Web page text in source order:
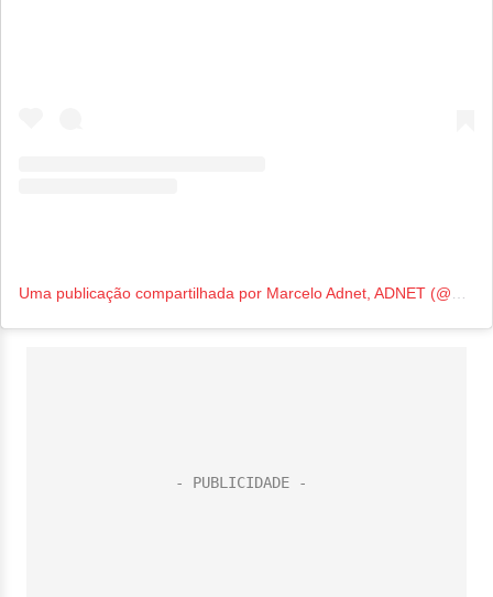
Uma publicação compartilhada por Marcelo Adnet, ADNET (@marceloadnet0)